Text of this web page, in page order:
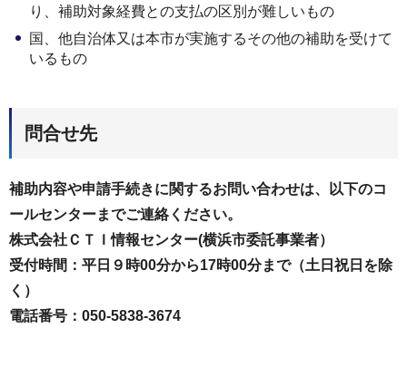
り、補助対象経費との⽀払の区別が難しいもの
国、他⾃治体⼜は本市が実施するその他の補助を受けて
いるもの
問合せ先
補助内容や申請手続きに関するお問い合わせは、以下のコ
ールセンターまでご連絡ください。
株式会社ＣＴＩ情報センター(横浜市委託事業者）
受付時間：平日９時00分から17時00分まで（土日祝日を除
く）
電話番号：050-5838-3674